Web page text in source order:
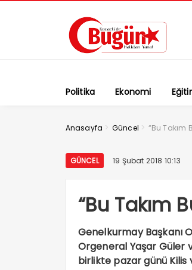
Politika Ekonomi
Anasayfa > Güncel > “Bu Takım
GÜNCEL 19 Şubat 2018 10:13
“Bu Takım
Genelkurmay Başkanı
Orgeneral Yaşar Güler
birlikte pazar günü Kilis